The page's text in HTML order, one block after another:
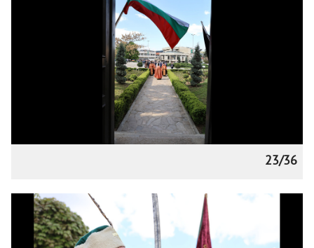
23/36